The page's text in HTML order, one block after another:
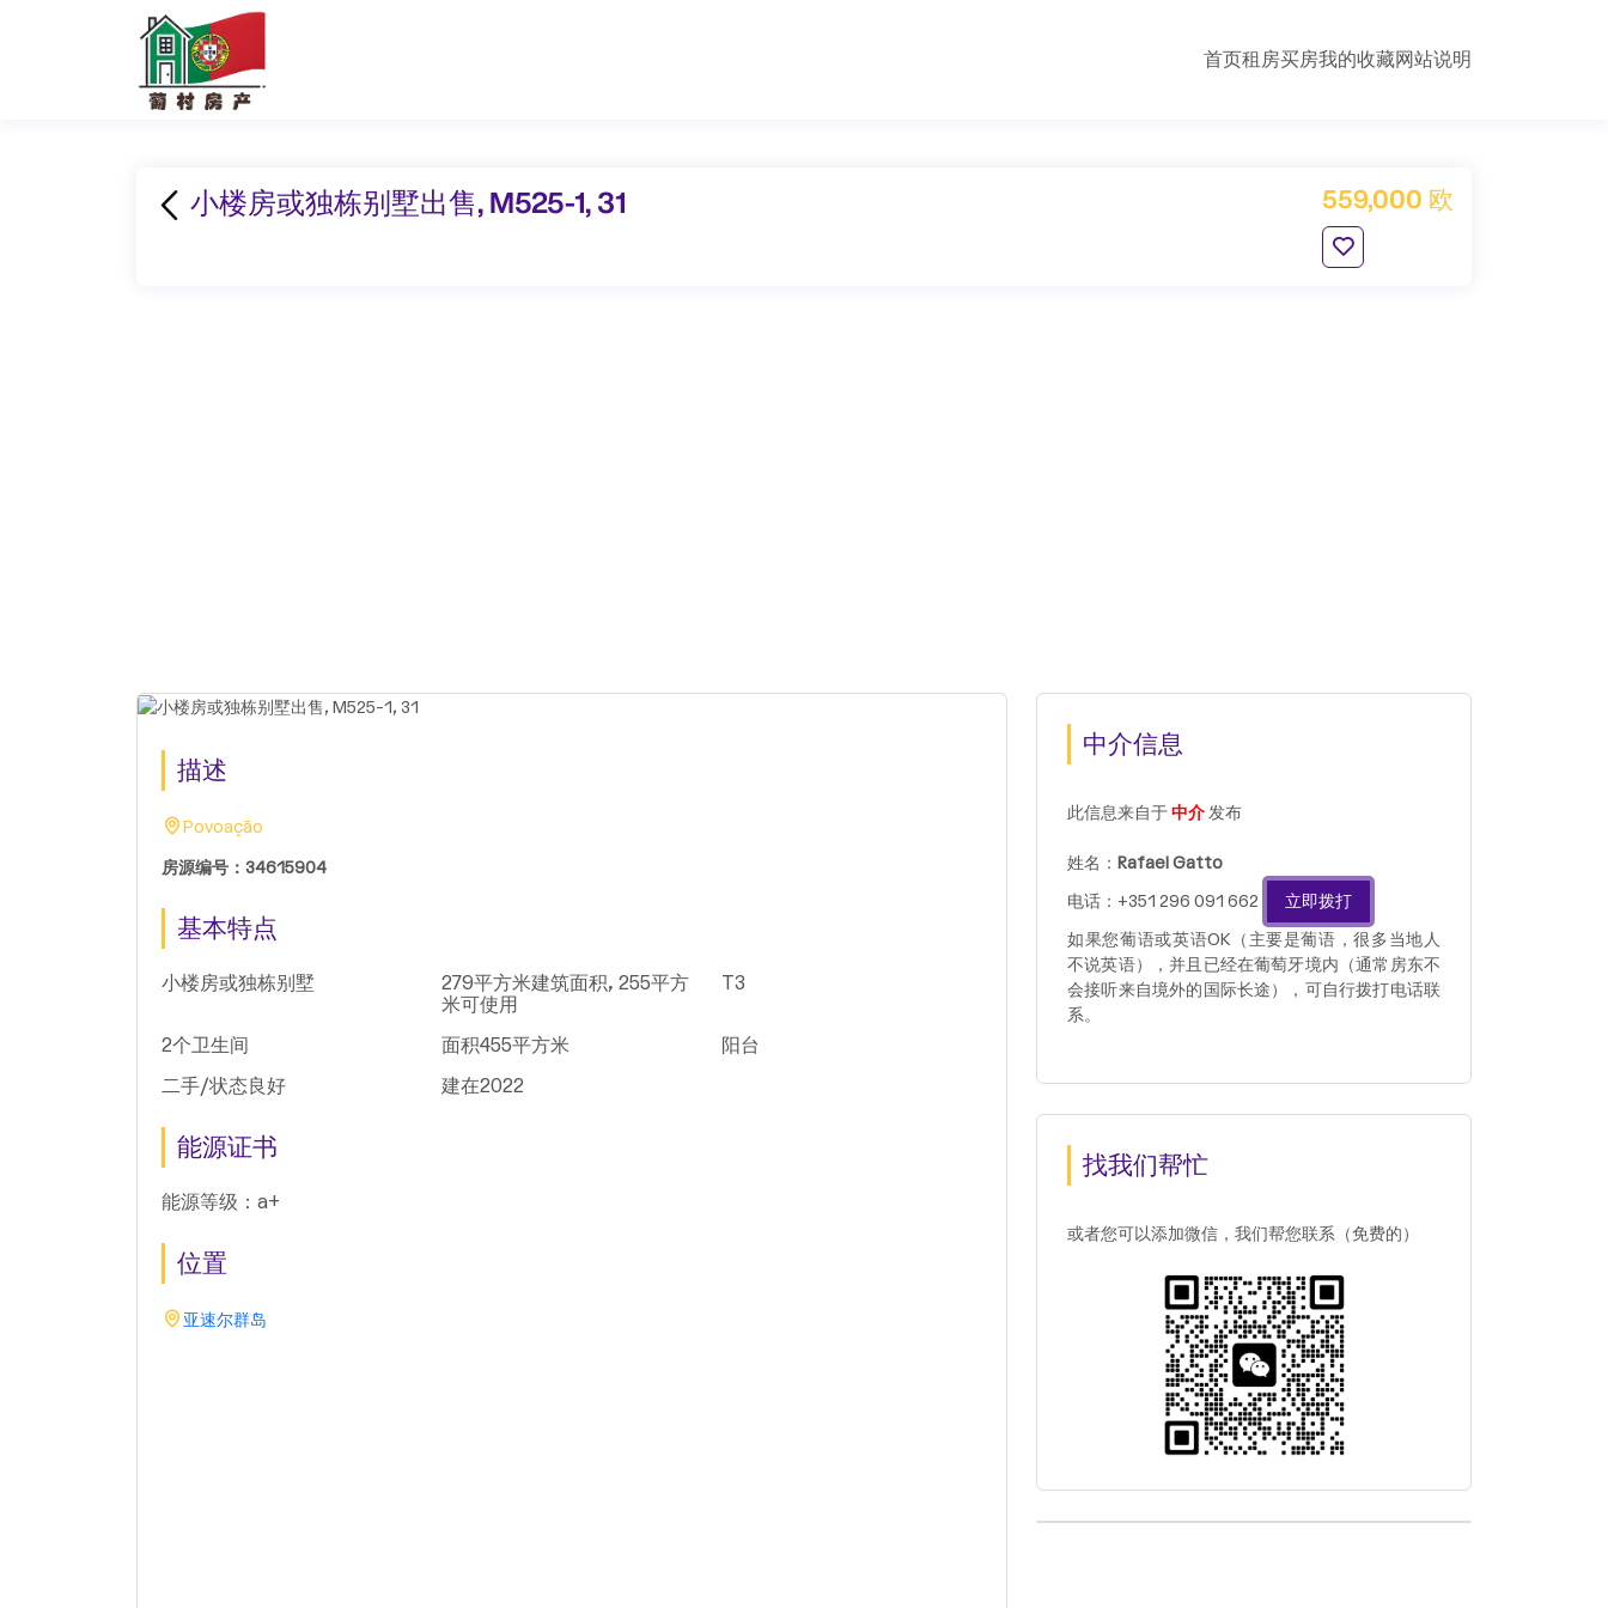
首页租房买房我的收藏网站说明
小楼房或独栋别墅出售, M525-1, 31 559,000 欧
描述
Povoação
房源编号：34615904
基本特点
小楼房或独栋别墅
279平方米建筑面积, 255平方
米可使用
T3
2个卫生间 面积455平方米
阳台
二手/状态良好
建在2022
能源证书
能源等级：a+
位置
亚速尔群岛
中介信息
此信息来自于中介发布
姓名： Rafael Gatto
电话：+351 296 091 662
立即拨打
如果您葡语或英语OK（主要是葡语，很多当地人
不说英语），并且已经在葡萄牙境内（通常房东不
会接听来自境外的国际长途），可自行拨打电话联
系。
找我们帮忙
或者您可以添加微信，我们帮您联系（免费的）